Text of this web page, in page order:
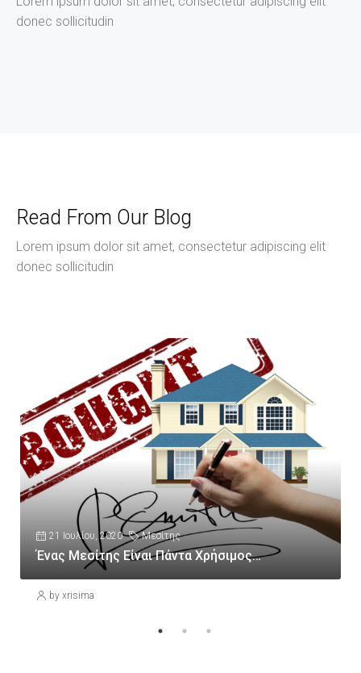
donec sollicitudin
Read From Our Blog
Lorem ipsum dolor sit amet, consectetur adipiscing elit
donec sollicitudin
21 Ιουλίου, 2020 Μεσίτης
Ένας Μεσίτης Είναι Πάντα Χρήσιμος…
by xrisima